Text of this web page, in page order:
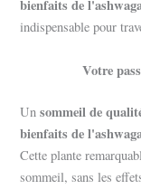
bienfaits de
indispensable pour
Votre
Unsommeil de
bienfaits de
Cette plante
sommeil, sans les